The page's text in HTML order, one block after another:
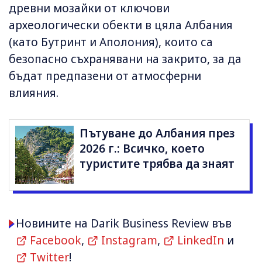
древни мозайки от ключови
археологически обекти в цяла Албания
(като Бутринт и Аполония), които са
безопасно съхранявани на закрито, за да
бъдат предпазени от атмосферни
влияния.
Пътуване до Албания през
2026 г.: Всичко, което
туристите трябва да знаят
Новините на Darik Business Review във
Facebook, Instagram, LinkedIn и
Twitter!